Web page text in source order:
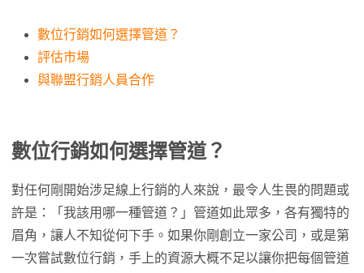
數位行銷如何選擇管道？
評估市場
與聯盟行銷人員合作
數位行銷如何選擇管道？
對任何剛開始涉足線上行銷的人來說，最令人生畏的問題或
許是：「我該用哪一種管道？」管道如此眾多，各有獨特的
眉角，讓人不知從何下手。如果你剛創立一家公司，或是第
一次嘗試數位行銷，手上的資源大概不足以讓你把每個管道